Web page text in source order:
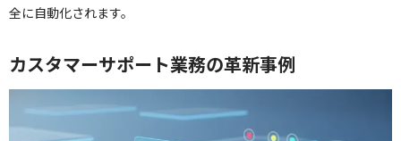
全に自動化されます。
カスタマーサポート業務の革新事例